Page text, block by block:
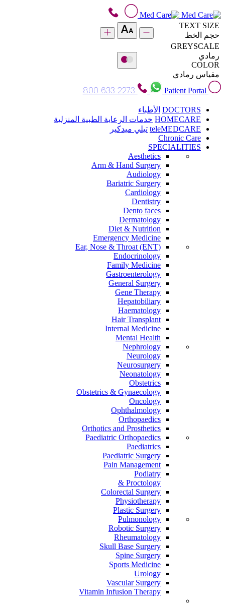
TEXT SIZE
حجم الخط
GREYSCALE
رمادي
COLOR
مقياس رمادي
Patient Portal
800 633 2273
DOCTORS الأطباء
HOMECARE خدمات الرعاية الطبية المنزلية
teleMEDCARE تيلي ميدكير
Chronic Care
SPECIALITIES
Aesthetics
Arm & Hand Surgery
Audiology
Bariatric Surgery
Cardiology
Dentistry
Dento faces
Dermatology
Diet & Nutrition
Emergency Medicine
Ear, Nose & Throat (ENT)
Endocrinology
Family Medicine
Gastroenterology
General Surgery
Gene Therapy
Hepatobiliary
Haematology
Hair Transplant
Internal Medicine
Mental Health
Nephrology
Neurology
Neurosurgery
Neonatology
Obstetrics
Obstetrics & Gynaecology
Oncology
Ophthalmology
Orthopaedics
Orthotics and Prosthetics
Paediatric Orthopaedics
Paediatrics
Paediatric Surgery
Pain Management
Podiatry
Proctology &
Colorectal Surgery
Physiotherapy
Plastic Surgery
Pulmonology
Robotic Surgery
Rheumatology
Skull Base Surgery
Spine Surgery
Sports Medicine
Urology
Vascular Surgery
Vitamin Infusion Therapy